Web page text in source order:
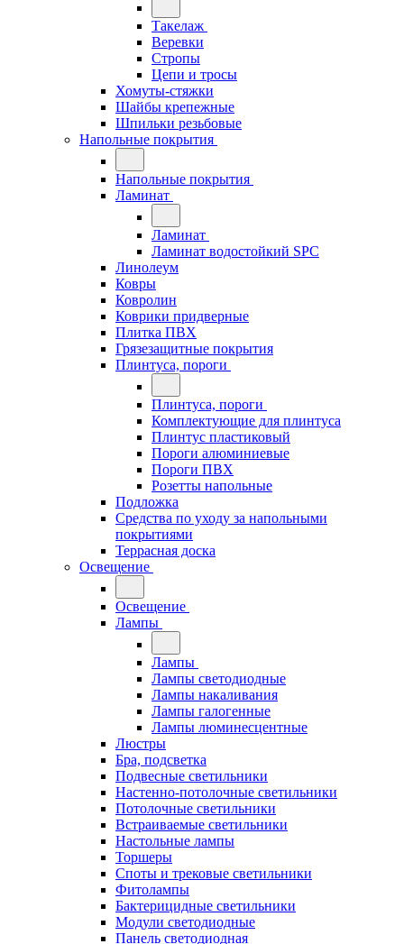
Такелаж
Веревки
Стропы
Цепи и тросы
Хомуты-стяжки
Шайбы крепежные
Шпильки резьбовые
Напольные покрытия
Напольные покрытия
Ламинат
Ламинат
Ламинат водостойкий SPC
Линолеум
Ковры
Ковролин
Коврики придверные
Плитка ПВХ
Грязезащитные покрытия
Плинтуса, пороги
Плинтуса, пороги
Комплектующие для плинтуса
Плинтус пластиковый
Пороги алюминиевые
Пороги ПВХ
Розетты напольные
Подложка
Средства по уходу за напольными
покрытиями
Террасная доска
Освещение
Освещение
Лампы
Лампы
Лампы светодиодные
Лампы накаливания
Лампы галогенные
Лампы люминесцентные
Люстры
Бра, подсветка
Подвесные светильники
Настенно-потолочные светильники
Потолочные светильники
Встраиваемые светильники
Настольные лампы
Торшеры
Споты и трековые светильники
Фитолампы
Бактерицидные светильники
Модули светодиодные
Панель светодиодная